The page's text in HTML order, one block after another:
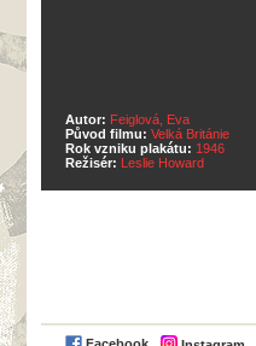
Autor: Feiglová, Eva
Původ filmu: Velká Británie
Rok vzniku plakátu: 1946
Režisér: Leslie Howard